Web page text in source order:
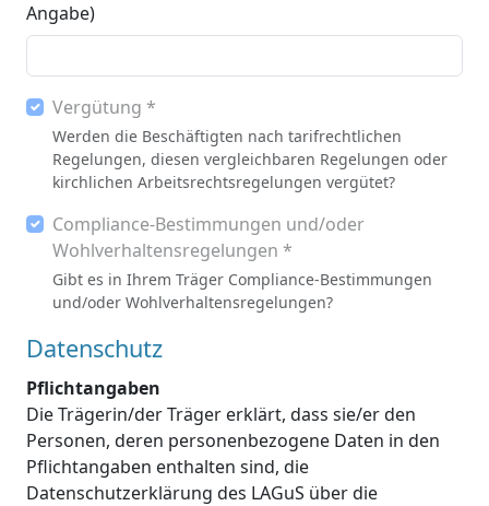
Angabe)
Vergütung *
Werden die Beschäftigten nach tarifrechtlichen
Regelungen, diesen vergleichbaren Regelungen oder
kirchlichen Arbeitsrechtsregelungen vergütet?
Compliance-Bestimmungen und/oder
Wohlverhaltensregelungen *
Gibt es in Ihrem Träger Compliance-Bestimmungen
und/oder Wohlverhaltensregelungen?
Datenschutz
Pflichtangaben
Die Trägerin/der Träger erklärt, dass sie/er den
Personen, deren personenbezogene Daten in den
Pflichtangaben enthalten sind, die
Datenschutzerklärung des LAGuS über die